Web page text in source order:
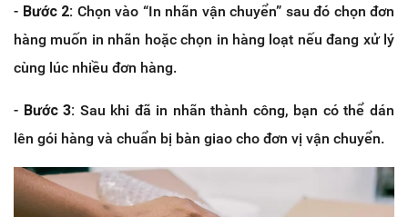
- Bước 2: Chọn vào “In nhãn vận chuyển” sau đó chọn đơn
hàng muốn in nhãn hoặc chọn in hàng loạt nếu đang xử lý
cùng lúc nhiều đơn hàng.
- Bước 3: Sau khi đã in nhãn thành công, bạn có thể dán
lên gói hàng và chuẩn bị bàn giao cho đơn vị vận chuyển.